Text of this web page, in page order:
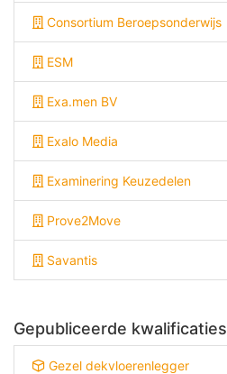
Consortium Beroepsonderwijs
ESM
Exa.men BV
Exalo Media
Examinering Keuzedelen
Prove2Move
Savantis
Gepubliceerde kwalificaties
Gezel dekvloerenlegger